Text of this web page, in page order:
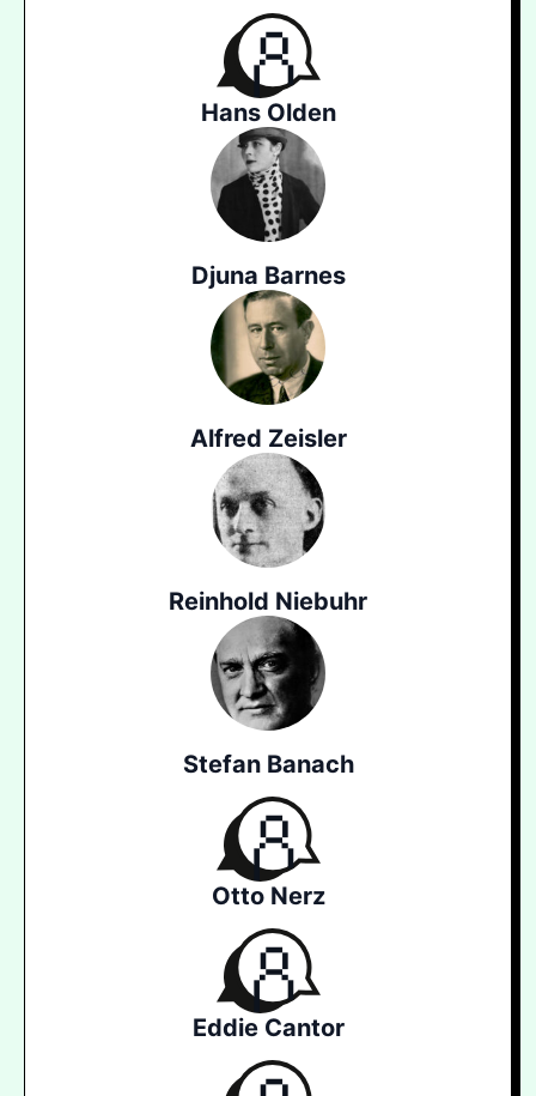
Hans Olden
Djuna Barnes
Alfred Zeisler
Reinhold Niebuhr
Stefan Banach
Otto Nerz
Eddie Cantor